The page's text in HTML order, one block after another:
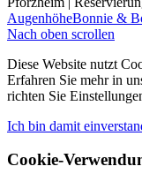
AugenhöheBonnie &
Nach oben scrollen
Diese Website nutzt
Erfahren Sie mehr in
richten Sie
Ich bin damit
Cookie-